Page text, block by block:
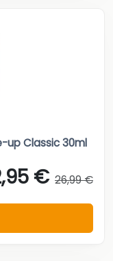
up Classic 30ml
€ 26,99 €